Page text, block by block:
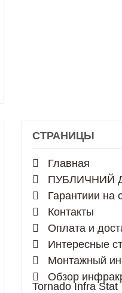
СТРАНИЦЫ
Главная
ПУБЛИЧНИЙ
Гарантиии
Контакты
Оплата и
Интересные
Монтажный
Обзор
Tornado Infra Stat